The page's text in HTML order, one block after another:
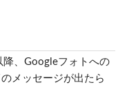
、Googleフォトへの
メッセージが出たら